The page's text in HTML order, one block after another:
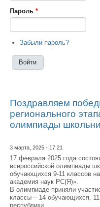
Пароль *
Забыли пароль?
Поздравляем
регионального
олимпиады
3 марта, 2025 - 17:21
17 февраля 2025 года
всероссийской олимпиады
обучающихся 9-11 классов
академия наук РС(Я)».
В олимпиаде приняли
классы – 14 обучающихся,
республики.